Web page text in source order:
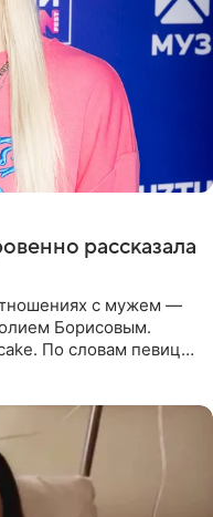
рассказала
с мужем —
Борисовым.
По словам певицы,